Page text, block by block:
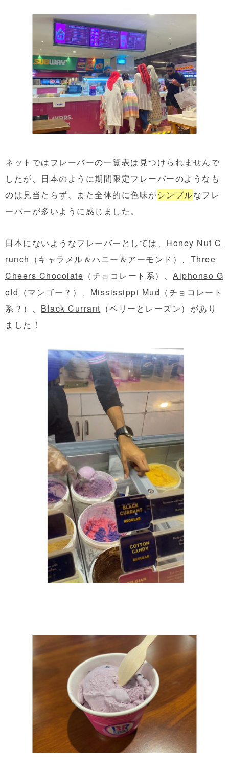
ネットではフレーバーの一覧表は見つけられませんで
したが、日本のように期間限定フレーバーのようなも
のは見当たらず、また全体的に色味がシンプルなフレ
ーバーが多いように感じました。
日本にないようなフレーバーとしては、 Honey Nut C
runch （キャラメル＆ハニー＆アーモンド）、 Three
Cheers Chocolate （チョコレート系）、 Alphonso G
old （マンゴー？）、 Mississippi Mud （チョコレート
系？）、 Black Currant （ベリーとレーズン）があり
ました！